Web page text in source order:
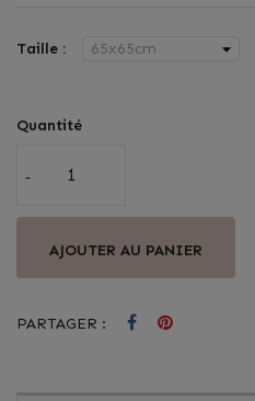
Taille :
Quantité
AJOUTER AU PANIER
PARTAGER :